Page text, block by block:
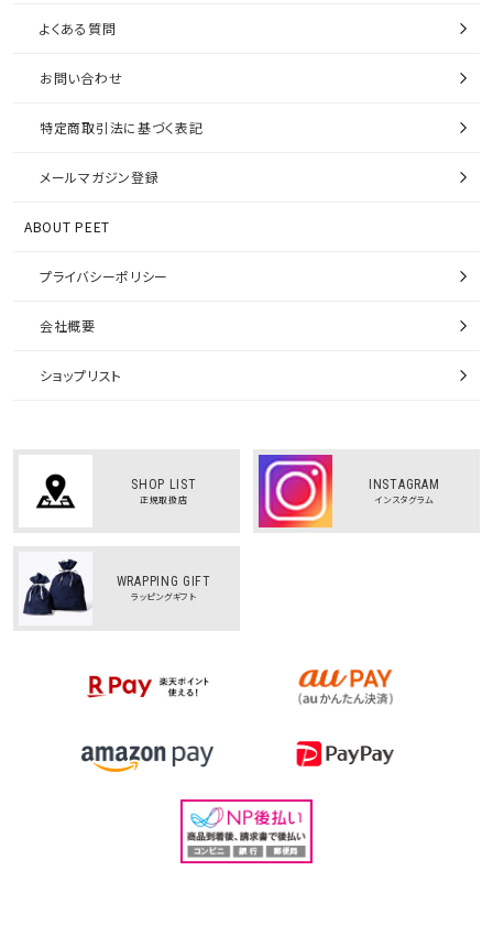
よくある質問
お問い合わせ
特定商取引法に基づく表記
メールマガジン登録
ABOUT PEET
プライバシーポリシー
会社概要
ショップリスト
SHOP LIST
正規取扱店
INSTAGRAM
インスタグラム
WRAPPING GIFT
ラッピングギフト